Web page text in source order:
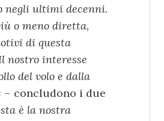
negli ultimi decenni.
o meno diretta,
di questa
nostro interesse
del volo e dalla
– concludono i due
è la nostra